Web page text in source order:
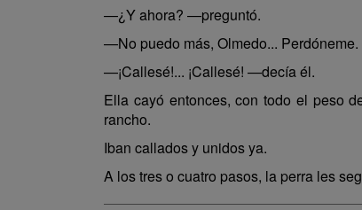
—¿Y ahora? —preguntó.
—No puedo más, Olmedo... Perdóneme.
—¡Callesé!... ¡Callesé! —decía él.
Ella cayó entonces, con todo el peso
rancho.
Iban callados y unidos ya.
A los tres o cuatro pasos, la perra les